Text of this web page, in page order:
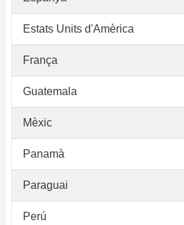
Estats Units d'Amèrica
França
Guatemala
Mèxic
Panamà
Paraguai
Perú